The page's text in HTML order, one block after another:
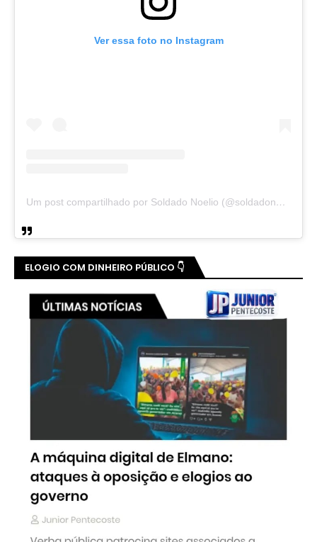
Ver essa foto no Instagram
Um post compartilhado por Soldado Noelio (@soldadonoelio)
ELOGIO COM DINHEIRO PÚBLICO 👇